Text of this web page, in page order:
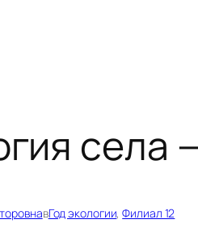
села
вГод экологии, Филиал 12